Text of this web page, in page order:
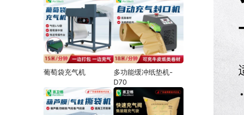
葡萄袋充气机
多功能缓冲纸垫机-
D70